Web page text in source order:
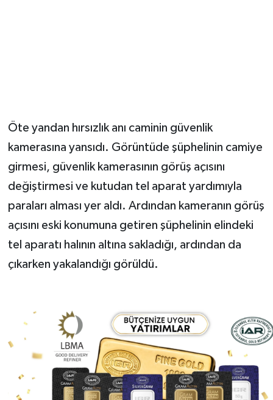
Öte yandan hırsızlık anı caminin güvenlik
kamerasına yansıdı. Görüntüde şüphelinin camiye
girmesi, güvenlik kamerasının görüş açısını
değiştirmesi ve kutudan tel aparat yardımıyla
paraları alması yer aldı. Ardından kameranın görüş
açısını eski konumuna getiren şüphelinin elindeki
tel aparatı halının altına sakladığı, ardından da
çıkarken yakalandığı görüldü.